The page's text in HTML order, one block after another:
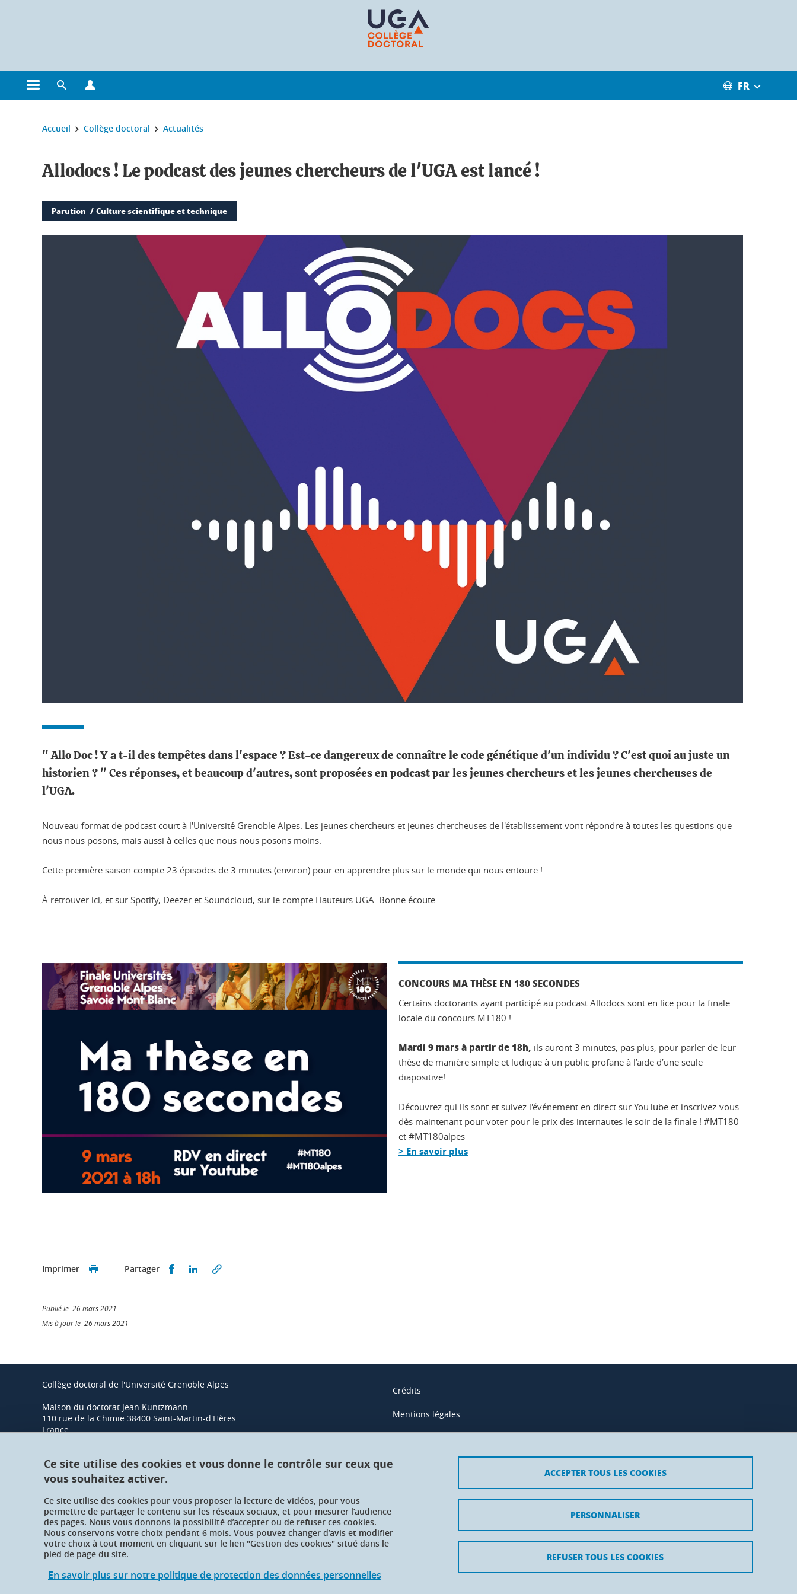
Ouvrir le menu principal
Ouvrir le moteur de recherche FR
Vous êtes ici :
Accueil Collège doctoral Actualités
Allodocs ! Le podcast des jeunes chercheurs de l'UGA est lancé !
Parution Culture scientifique et technique
" Allo Doc ! Y a t-il des tempêtes dans l'espace ? Est-ce dangereux de connaître le code génétique d'un individu ? C'est quoi au juste un
historien ? " Ces réponses, et beaucoup d'autres, sont proposées en podcast par les jeunes chercheurs et les jeunes chercheuses de
l'UGA.
Nouveau format de podcast court à l'Université Grenoble Alpes. Les jeunes chercheurs et jeunes chercheuses de l'établissement vont répondre à toutes les questions que
nous nous posons, mais aussi à celles que nous nous posons moins.
Cette première saison compte 23 épisodes de 3 minutes (environ) pour en apprendre plus sur le monde qui nous entoure !
À retrouver ici, et sur Spotify, Deezer et Soundcloud, sur le compte Hauteurs UGA. Bonne écoute.
CONCOURS MA THÈSE EN 180 SECONDES
Certains doctorants ayant participé au podcast Allodocs sont en lice pour la finale
locale du concours MT180 !
Mardi 9 mars à partir de 18h, ils auront 3 minutes, pas plus, pour parler de leur
thèse de manière simple et ludique à un public profane à l’aide d’une seule
diapositive!
Découvrez qui ils sont et suivez l'événement en direct sur YouTube et inscrivez-vous
dès maintenant pour voter pour le prix des internautes le soir de la finale ! #MT180
et #MT180alpes
> En savoir plus
Imprimer Partager Partager sur Facebook
Partager sur LinkedIn
Publié le 26 mars 2021
Mis à jour le 26 mars 2021
Collège doctoral de l'Université Grenoble Alpes
Maison du doctorat Jean Kuntzmann
110 rue de la Chimie 38400 Saint-Martin-d'Hères
France
Crédits
Mentions légales
Données personnelles
Gestion des cookies
Ce site utilise des cookies et vous donne le contrôle sur ceux que
vous souhaitez activer.
Ce site utilise des cookies pour vous proposer la lecture de vidéos, pour vous
permettre de partager le contenu sur les réseaux sociaux, et pour mesurer l’audience
des pages. Nous vous donnons la possibilité d’accepter ou de refuser ces cookies.
Nous conservons votre choix pendant 6 mois. Vous pouvez changer d’avis et modifier
votre choix à tout moment en cliquant sur le lien "Gestion des cookies" situé dans le
pied de page du site.
En savoir plus sur notre politique de protection des données personnelles
ACCEPTER TOUS LES COOKIES
REFUSER TOUS LES COOKIES
PERSONNALISER